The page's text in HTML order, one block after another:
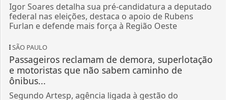
Igor Soares detalha sua pré-candidatura a deputado
federal nas eleições, destaca o apoio de Rubens
Furlan e defende mais força à Região Oeste
SÃO PAULO
Passageiros reclamam de demora, superlotação
e motoristas que não sabem caminho de
ônibus...
Segundo Artesp, agência ligada à gestão do